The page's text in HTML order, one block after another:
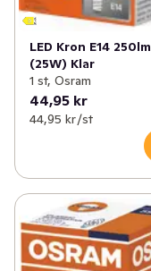
LED Kron E14 250lm
(25W) Klar
1 st, Osram
44,95 kr
44,95 kr /st